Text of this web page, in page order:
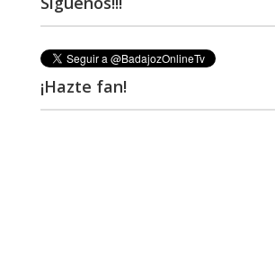
¡Hazte fan!